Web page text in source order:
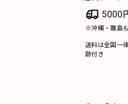
5000
※沖縄・離島
送料は全国一
跡付き